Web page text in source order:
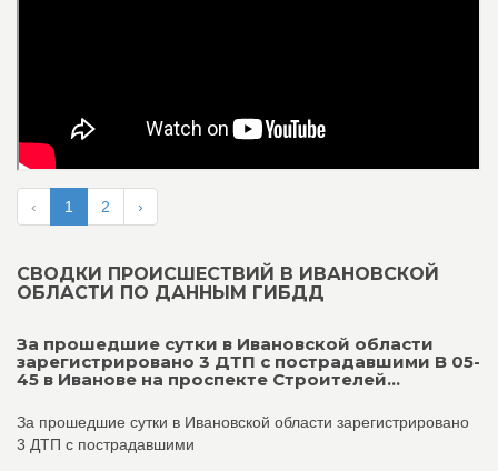
‹ 1 2 ›
СВОДКИ ПРОИСШЕСТВИЙ В ИВАНОВСКОЙ
ОБЛАСТИ ПО ДАННЫМ ГИБДД
За прошедшие сутки в Ивановской области
зарегистрировано 3 ДТП с пострадавшими В 05-
45 в Иванове на проспекте Строителей...
За прошедшие сутки в Ивановской области зарегистрировано
3 ДТП с пострадавшими